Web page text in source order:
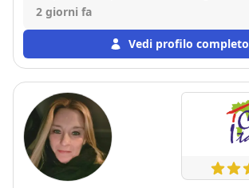
2 giorni fa
Vedi profilo completo